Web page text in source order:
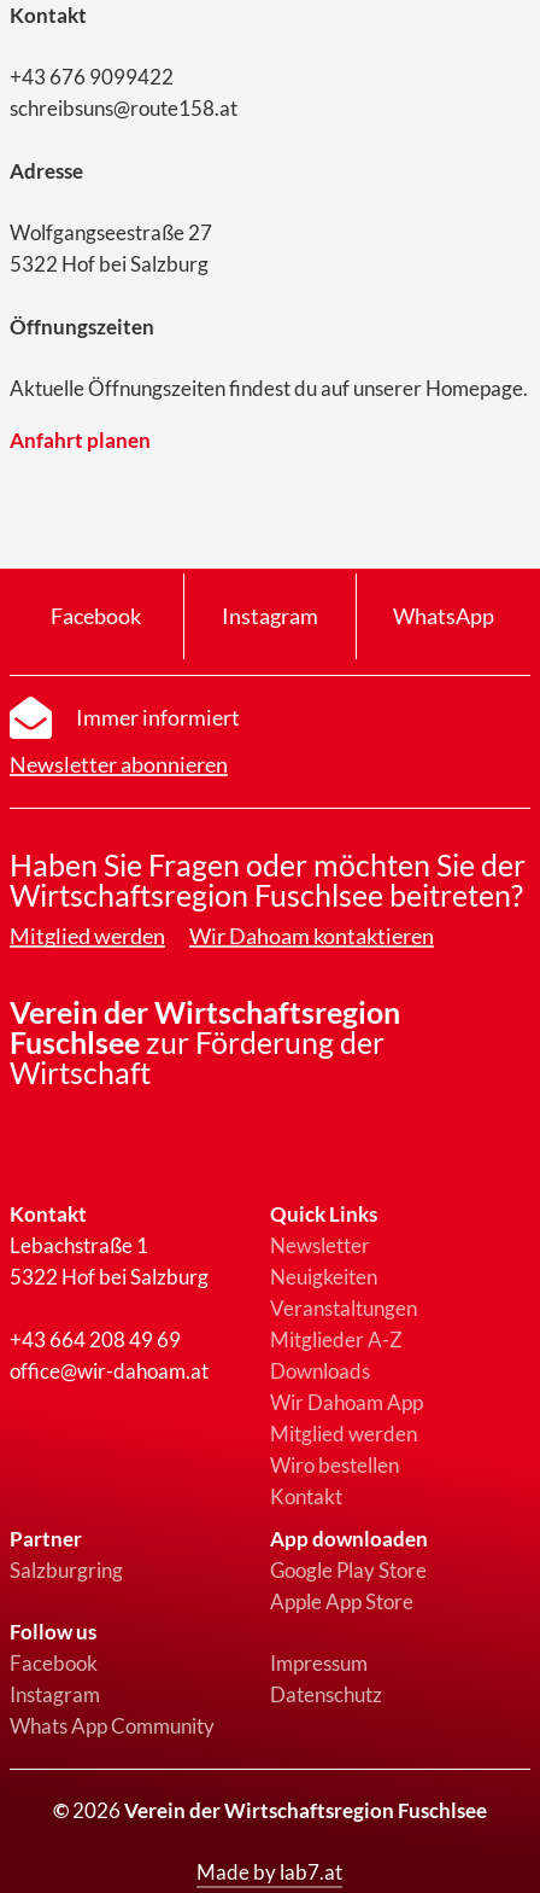
Kontakt
+43 676 9099422
schreibsuns@route158.at
Adresse
Wolfgangseestraße 27
5322 Hof bei Salzburg
Öffnungszeiten
Aktuelle Öffnungszeiten findest du auf unserer Homepage.
Anfahrt planen
Facebook Instagram WhatsApp
Immer informiert
Newsletter abonnieren
Haben Sie Fragen oder möchten Sie der
Wirtschaftsregion Fuschlsee beitreten?
Mitglied werden Wir Dahoam kontaktieren
Verein der Wirtschaftsregion
Fuschlseezur Förderung der
Wirtschaft
Kontakt
Lebachstraße 1
5322 Hof bei Salzburg
+43 664 208 49 69
office@wir-dahoam.at
Quick Links
Newsletter
Neuigkeiten
Veranstaltungen
Mitglieder A-Z
Downloads
Wir Dahoam App
Mitglied werden
Wiro bestellen
Kontakt
Partner
Salzburgring
Follow us
Facebook
Instagram
Whats App Community
App downloaden
Google Play Store
Apple App Store
Impressum
Datenschutz
©2026Verein der Wirtschaftsregion Fuschlsee
Made by lab7.at